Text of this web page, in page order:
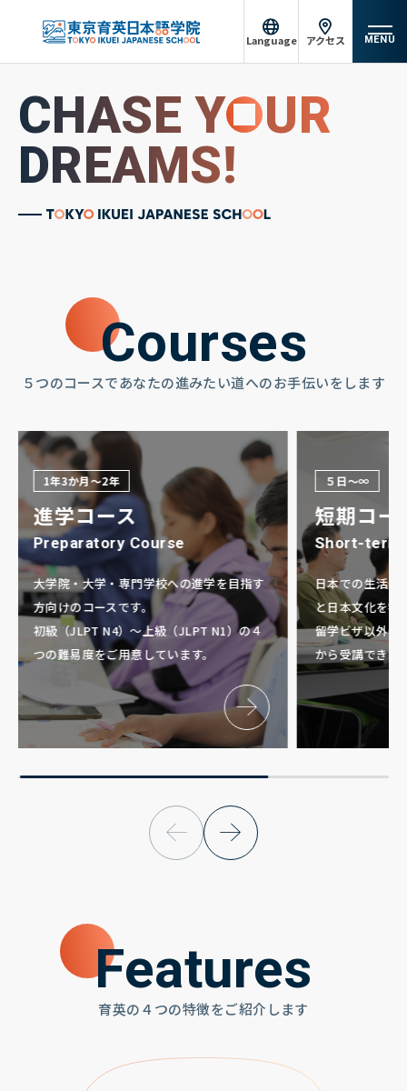
Language
中文（简体） Tiếng Việt
မြန်မာဘာသာ
アクセス MENU
東京育英について
コース紹介
サポート体制
Follow us!
CHASE Y
UR
DREAMS!
Courses
５つのコースであなたの進みたい道へのお手伝いをします
1年3か月～2年
進学コース
Preparatory Course
大学院・大学・専門学校への進学を目指す
方向けのコースです。
初級（JLPT N4）～上級（JLPT N1）の４
つの難易度をご用意しています。
５日～∞
短期コー
Short-term
日本での生活
と日本文化を学
留学ビザ以外
から受講できま
Features
育英の４つの特徴をご紹介します